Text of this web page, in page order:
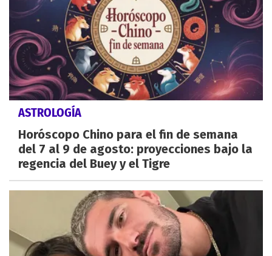
ASTROLOGÍA
Horóscopo Chino para el fin de semana
del 7 al 9 de agosto: proyecciones bajo la
regencia del Buey y el Tigre